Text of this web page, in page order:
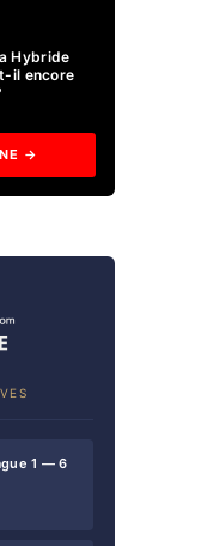
Hybride
il encore
→
1 — 6